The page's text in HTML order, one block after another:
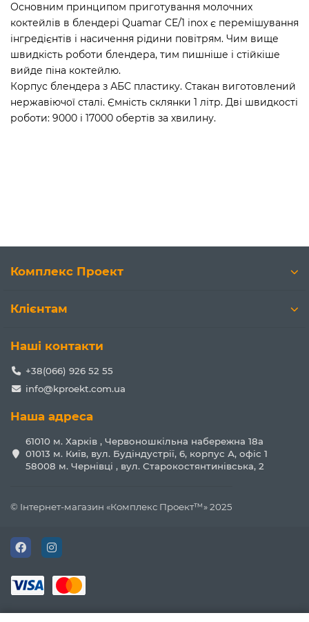
Основним принципом приготування молочних
коктейлів в блендері Quamar CE/1 inox є перемішування
інгредієнтів і насичення рідини повітрям. Чим вище
швидкість роботи блендера, тим пишніше і стійкіше
вийде піна коктейлю.
Корпус блендера з АБС пластику. Стакан виготовлений
нержавіючої сталі. Ємність склянки 1 літр. Дві швидкості
роботи: 9000 і 17000 обертів за хвилину.
Комплекс Проект
Клієнтам
Наші контакти
+38(066) 926 52 55
info@kproekt.com.ua
Наша адреса
61010 м. Харків , Червоношкільна набережна 18а
01013 м. Київ, вул. Будіндустрії, 6, корпус А, офіс 1
58008 м. Чернівці , вул. Старокостянтинівська, 2
© Інтернет-магазин «Комплекс Проект™» 2025